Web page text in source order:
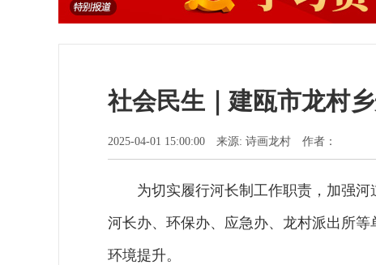
社会民生｜建瓯市龙村
2025-04-01 15:00:00 来源: 诗画龙村 作者：
为切实履行河长制工作职责，加强
河长办、环保办、应急办、龙村派出所
环境提升。